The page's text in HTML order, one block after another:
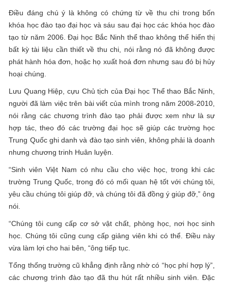
Điều đáng chú ý là không có chứng từ về thu chi trong bốn
khóa học đào tạo đại học và sáu sau đại học các khóa học đào
tạo từ năm 2006. Đại học Bắc Ninh thể thao không thể hiển thị
bất kỳ tài liệu cần thiết về thu chi, nói rằng nó đã không được
phát hành hóa đơn, hoặc họ xuất hoá đơn nhưng sau đó bị hủy
hoại chúng.
Lưu Quang Hiệp, cựu Chủ tịch của Đại học Thể thao Bắc Ninh,
người đã làm việc trên bài viết của mình trong năm 2008-2010,
nói rằng các chương trình đào tạo phải được xem như là sự
hợp tác, theo đó các trường đại học sẽ giúp các trường học
Trung Quốc ghi danh và đào tạo sinh viên, không phải là doanh
nhưng chương trinh Huân luyện.
“Sinh viên Việt Nam có nhu cầu cho việc học, trong khi các
trường Trung Quốc, trong đó có mối quan hệ tốt với chúng tôi,
yêu cầu chúng tôi giúp đỡ, và chúng tôi đã đồng ý giúp đỡ,” ông
nói.
“Chúng tôi cung cấp cơ sở vật chất, phòng học, nơi học sinh
học. Chúng tôi cũng cung cấp giảng viên khi có thể. Điều này
vừa làm lợi cho hai bên, “ông tiếp tục.
Tổng thống trường cũ khẳng định rằng nhờ có “học phí hợp lý”,
các chương trình đào tạo đã thu hút rất nhiều sinh viên. Đặc